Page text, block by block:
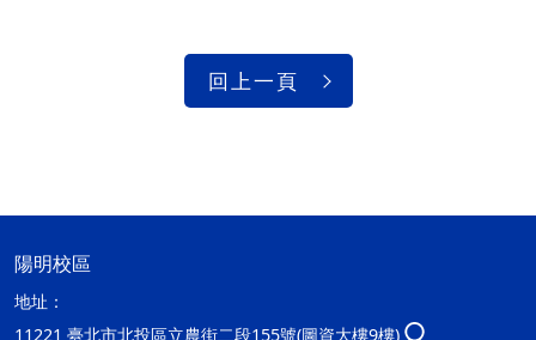
回上一頁
陽明校區
地址：
11221 臺北市北投區立農街二段155號(圖資大樓9樓)